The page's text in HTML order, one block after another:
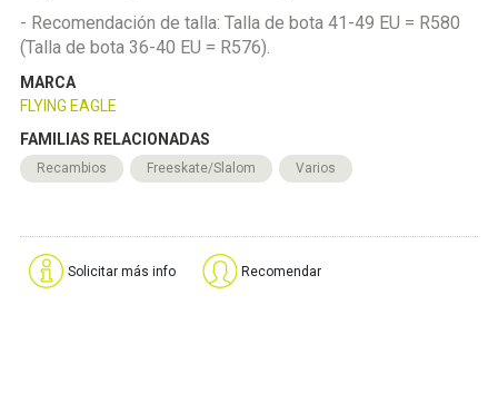
- Recomendación de talla: Talla de bota 41-49 EU = R580
(Talla de bota 36-40 EU = R576).
MARCA
FLYING EAGLE
FAMILIAS RELACIONADAS
Recambios Freeskate/Slalom Varios
Solicitar más info Recomendar